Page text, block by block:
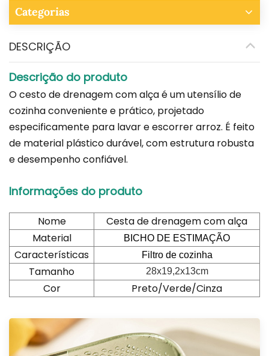
Categorias
DESCRIÇÃO
Descrição do produto
O cesto de drenagem com alça é um utensílio de
cozinha conveniente e prático, projetado
especificamente para lavar e escorrer arroz. É feito
de material plástico durável, com estrutura robusta
e desempenho confiável.
Informações do produto
Nome
Cesta de drenagem com alça
Material
BICHO DE ESTIMAÇÃO
Características Filtro de cozinha
Tamanho 28x19,2x13cm
Cor Preto/Verde/Cinza